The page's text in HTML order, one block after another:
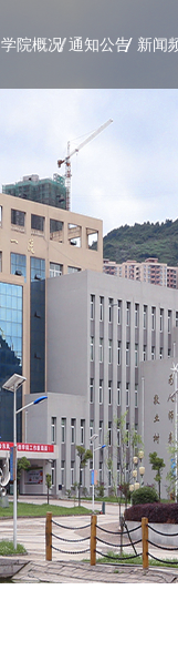
学院概况 通知公告 新闻